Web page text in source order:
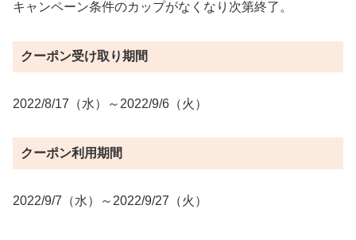
キャンペーン条件のカップがなくなり次第終了。
クーポン受け取り期間
2022/8/17（水）～2022/9/6（火）
クーポン利用期間
2022/9/7（水）～2022/9/27（火）